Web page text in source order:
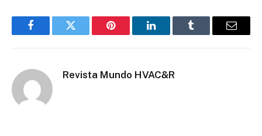
FacebookTwitter Pinterest LinkedInTumblr Email
Revista Mundo HVAC&R